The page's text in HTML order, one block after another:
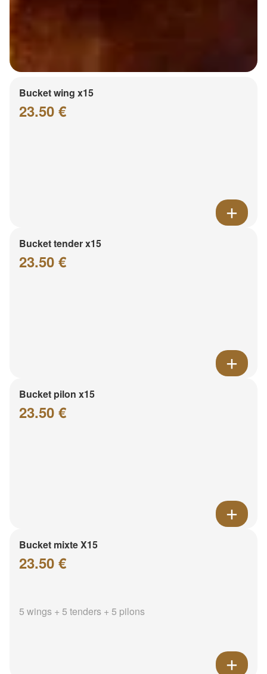
Bucket wing x15
23.50 €
Bucket tender x15
23.50 €
Bucket pilon x15
23.50 €
Bucket mixte X15
23.50 €
5 wings + 5 tenders + 5 pilons